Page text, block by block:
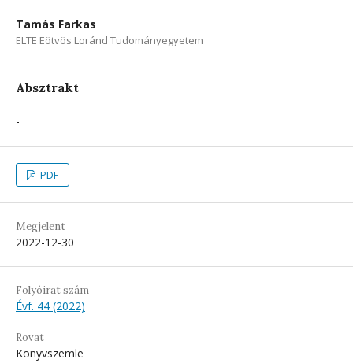
Tamás Farkas
ELTE Eötvös Loránd Tudományegyetem
Absztrakt
-
PDF
Megjelent
2022-12-30
Folyóirat szám
Évf. 44 (2022)
Rovat
Könyvszemle